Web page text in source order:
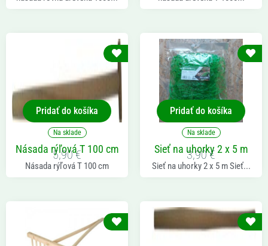
Pridať do košíka
Na sklade
Násada rýľová T 100 cm
5,90€
Násada rýľová T 100 cm
Pridať do košíka
Na sklade
Sieť na uhorky 2 x 5 m
3,90€
Sieť na uhorky 2 x 5 m Sieť...